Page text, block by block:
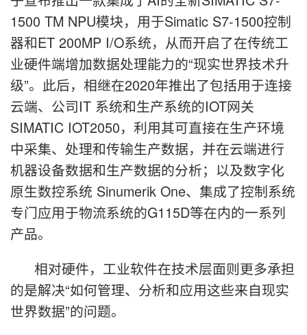
1500 TM NPU模块，用于Simatic S7-1500控制
器和ET 200MP I/O系统，从而开启了在传统工
业硬件端增加数据处理能力的“现实世界技术升
级”。此后，相继在2020年推出了包括用于连接
云端、公司IT 系统和生产系统的IOT网关
SIMATIC IOT2050，利用其可直接在生产环境
中采集、处理和传输生产数据，并在云端进行
机器设备数据和生产数据的分析；以及数字化
原生数控系统 Sinumerik One、集成了控制系统
专门应用于物流系统的G115D等在内的一系列
产品。
相对硬件，工业软件在技术层面则更多承担
的是解决“如何管理、分析和应用这些来自现实
世界数据”的问题。